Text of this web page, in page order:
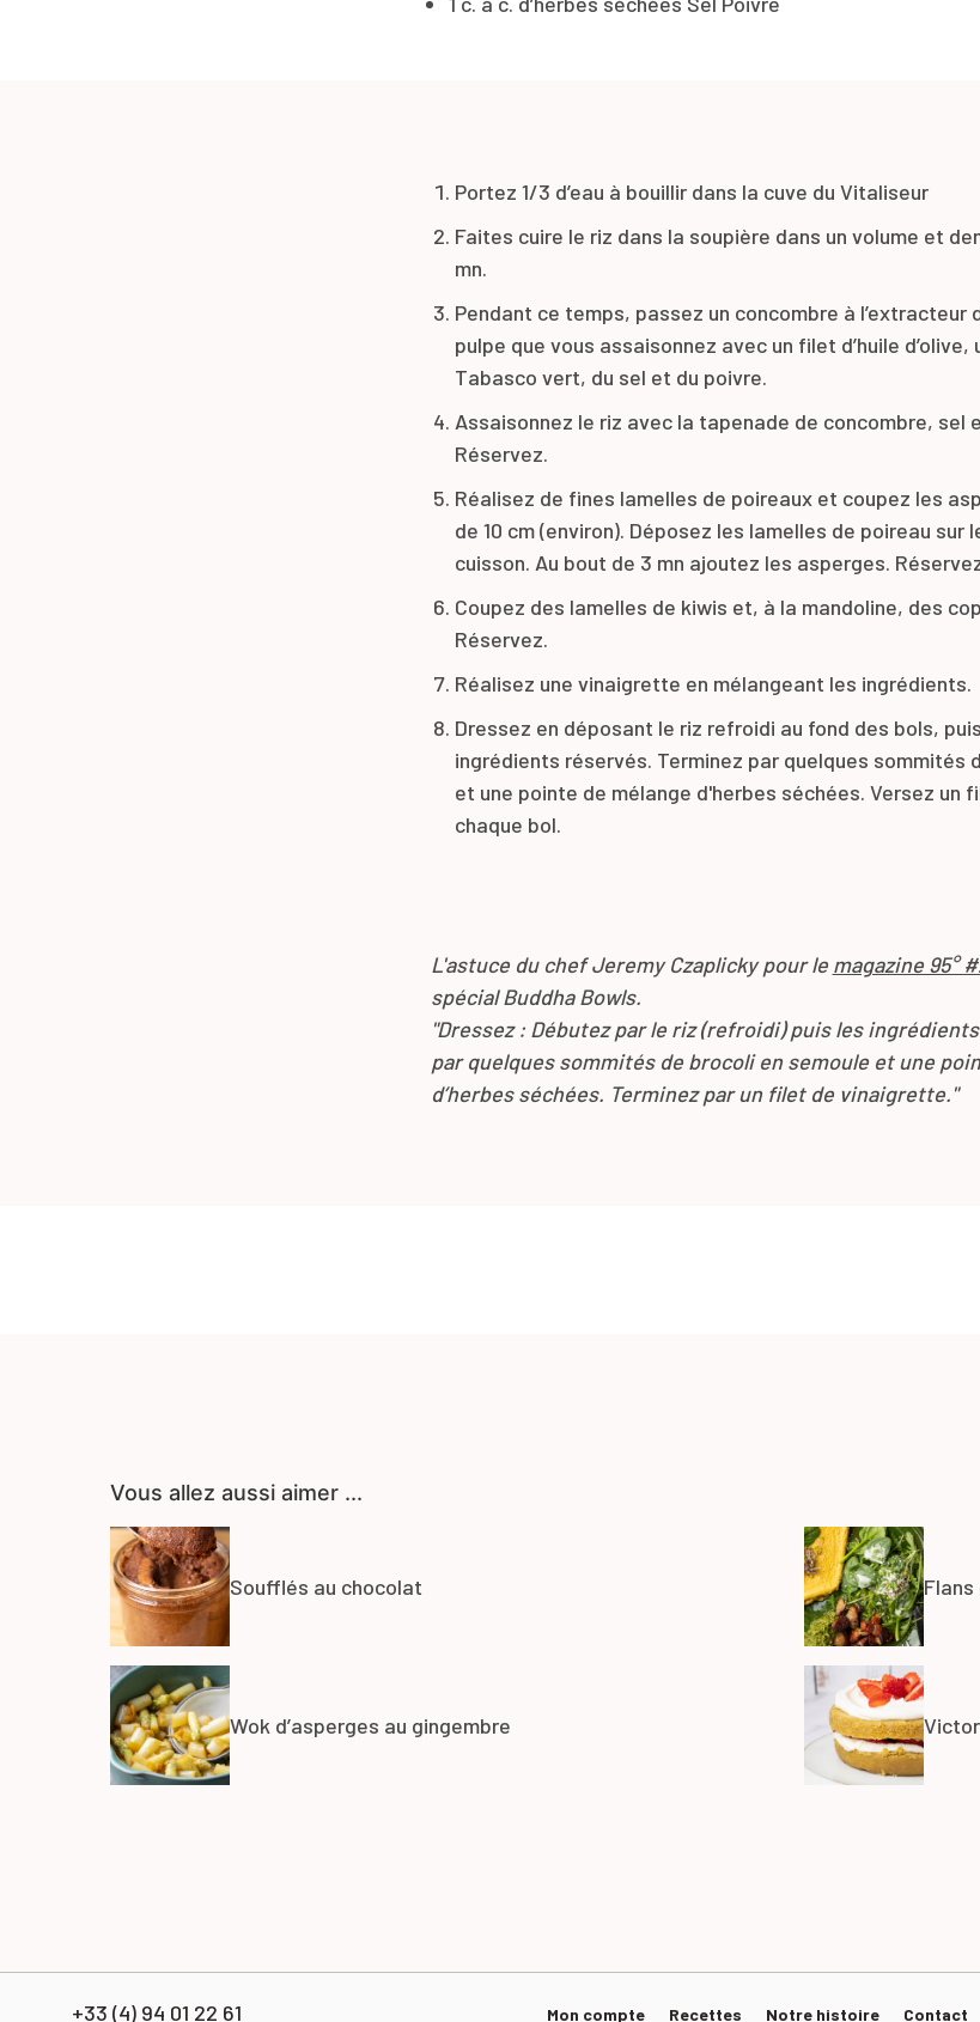
Portez 1/3 d’eau à bouillir dans la cuve du Vitaliseur
Faites cuire le riz dans la soupière dans un volume et
mn.
Pendant ce temps, passez un concombre à l’extracteur
pulpe que vous assaisonnez avec un filet d’huile d’olive,
Tabasco vert, du sel et du poivre.
Assaisonnez le riz avec la tapenade de concombre, sel
Réservez.
Réalisez de fines lamelles de poireaux et coupez les
de 10 cm (environ). Déposez les lamelles de poireau sur
cuisson. Au bout de 3 mn ajoutez les asperges.
Coupez des lamelles de kiwis et, à la mandoline, des
Réservez.
Réalisez une vinaigrette en mélangeant les ingrédients.
Dressez en déposant le riz refroidi au fond des bols,
ingrédients réservés. Terminez par quelques sommités
et une pointe de mélange d'herbes séchées. Versez un
chaque bol.
L'astuce du chef Jeremy Czaplicky pour le magazine 95°
spécial Buddha Bowls.
"Dressez : Débutez par le riz (refroidi) puis les
par quelques sommités de brocoli en semoule et une
d’herbes séchées. Terminez par un filet de vinaigrette."
Vous allez aussi aimer ...
Soufflés au chocolat
Wok d’asperges au gingembre
+33 (4) 94 01 22 61 Mon compte Recettes Notre histoire Contact